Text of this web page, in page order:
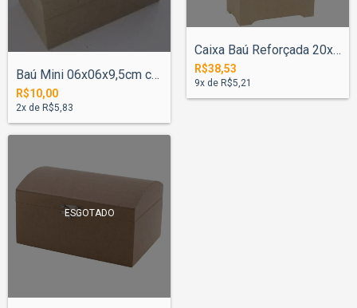
Baú Mini 06x06x9,5cm com Dobradiça
R$10,00
2x de R$5,83
Caixa Baú Reforçada 20x30x25cm
R$38,53
9x de R$5,21
ESGOTADO